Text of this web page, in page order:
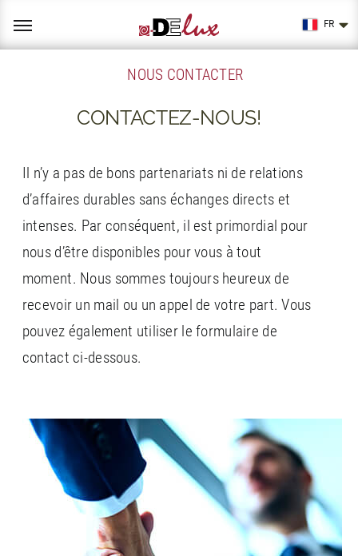
content
FR
NOUS CONTACTER
CONTACTEZ-NOUS!
Il n’y a pas de bons partenariats ni de relations
d’affaires durables sans échanges directs et
intenses. Par conséquent, il est primordial pour
nous d’être disponibles pour vous à tout
moment. Nous sommes toujours heureux de
recevoir un mail ou un appel de votre part. Vous
pouvez également utiliser le formulaire de
contact ci-dessous.